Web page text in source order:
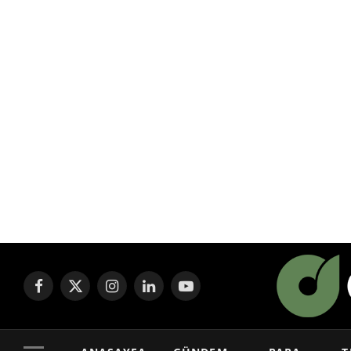
Facebook
X
InstagramLinkedInYouTube